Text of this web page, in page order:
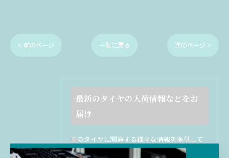
< 前のページ 一覧に戻る 次のページ >
最新のタイヤの入荷情報などをお
届け
車のタイヤに関連する様々な情報を提供して
います。入荷した新着タイヤ・ホイールの紹